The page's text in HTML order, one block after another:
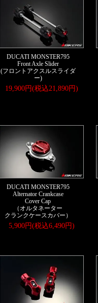
DUCATI MONSTER795
Front Axle Slider
(フロントアクスルスライダ
ー)
19,900円(税込21,890円)
DUCATI MONSTER795
Alternator Crankcase
Cover Cap
（オルタネーター
クランクケースカバー）
5,900円(税込6,490円)